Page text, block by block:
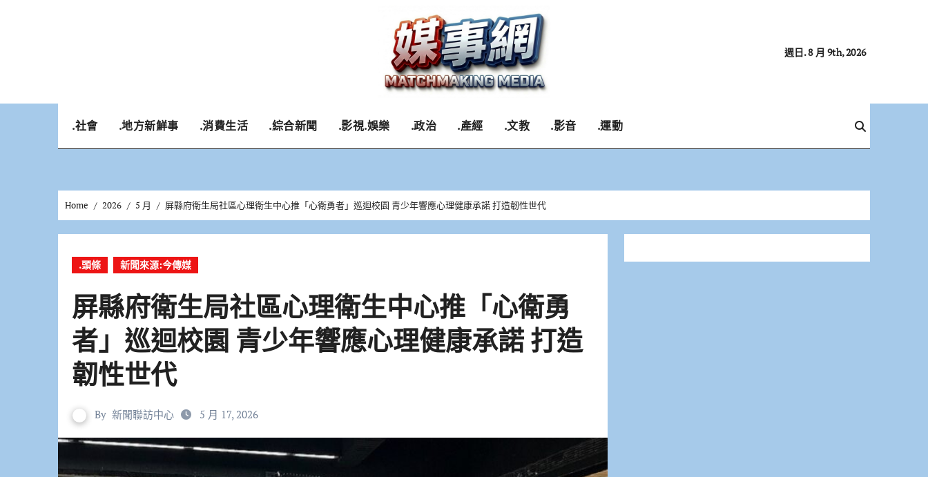
週日. 8 月 9th, 2026
.社會 .地方新鮮事 .消費生活 .綜合新聞 .影視.娛樂 .政治 .產經 .文教 .影音 .運動
Home 2026 5 月 屏縣府衛生局社區心理衛生中心推「心衛勇者」巡迴校園 青少年響應心理健康承諾 打造韌性世代
.頭條 新聞來源:今傳媒
屏縣府衛生局社區心理衛生中心推「心衛勇
者」巡迴校園 青少年響應心理健康承諾 打造
韌性世代
By 新聞聯訪中心 5 月 17, 2026